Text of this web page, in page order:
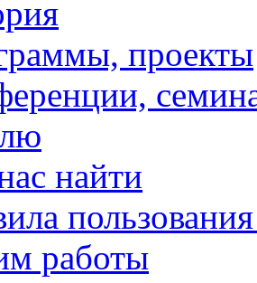
проекты
найти
работы